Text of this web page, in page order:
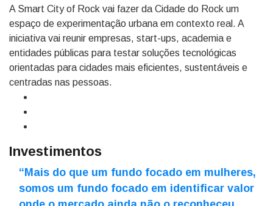
A Smart City of Rock vai fazer da Cidade do Rock um
espaço de experimentação urbana em contexto real. A
iniciativa vai reunir empresas, start-ups, academia e
entidades públicas para testar soluções tecnológicas
orientadas para cidades mais eficientes, sustentáveis e
centradas nas pessoas.
Investimentos
“Mais do que um fundo focado em mulheres,
somos um fundo focado em identificar valor